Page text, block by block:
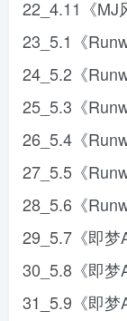
22_4.11《MJ
23_5.1《
24_5.2《
25_5.3《
26_5.4《
27_5.5《
28_5.6《
29_5.7《即梦
30_5.8《即梦
31_5.9《即梦